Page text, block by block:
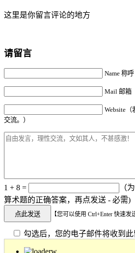
这里是你留言评论的地方
请留言
Name 称
Mail 邮箱
Website
交流。）
1 + 8 =
（
算术题的正确答案，再点发送 - 必需)
【您可以使用 Ctrl+Enter 快速发
勾选后，您的电子邮件将收到此